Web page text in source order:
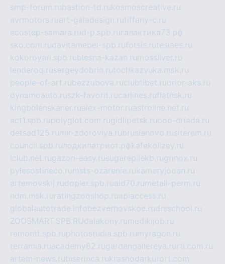
smp-forum.rubastion-td.rukosmoscreative.ru
avrmotors.ruart-galadesign.rutiffany-c.ru
ecostep-samara.rud-p.spb.ru галактика73.рф
sko.com.rudavitamebel-spb.rufotsis.rutesiaes.ru
kokoroyari.spb.rublesna-kazan.ru mossilver.ru
lenderoq.rusergeydobrin.rutochkazvuka.msk.ru
people-of-art.rubezzubova.ruclubtibet.ruorior-aks.ru
dynamoauto.ruszk-favorit.rucarlines.ruflatnsk.ru
kingbolenskaner.rualex-motor.ruastroline.net.ru
act1.spb.rupolyglot.com.rugidlipetsk.ruooo-driada.ru
detsad125.ru mir-zdoroviya.rubruslanovo.rusiterem.ru
council.spb.ruлодкипатриот.рфkafekolizey.ru
iclub.net.rugazon-easy.rusugarepilekb.rugrinox.ru
pylesostineco.ru msts-ozarenie.rukameryjooan.ru
artemovskij.rudopler.spb.ruaid70.ru metall-perm.ru
ndm.msk.ru ratingzooshop.ruapiaccess.ru
globalautotrade.info bezverhovskoe.rudrsschool.ru
ZOOSMART.SPB.RUdalakony.ru medikijob.ru
remontt.spb.ruphotostudia.spb.ru myragon.ru
terramia.ruacademy62.rugardengallereya.ru rti.com.ru
artem-news.rubiserinca.rukrasnodarkurort.com